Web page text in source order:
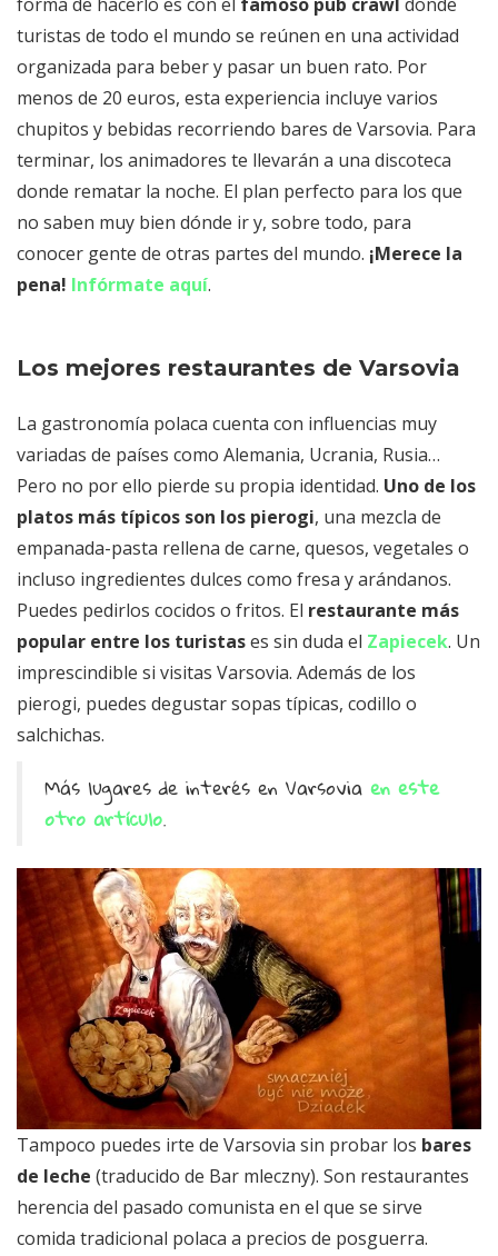
turistas de todo el mundo se reúnen en una actividad
organizada para beber y pasar un buen rato. Por
menos de 20 euros, esta experiencia incluye varios
chupitos y bebidas recorriendo bares de Varsovia. Para
terminar, los animadores te llevarán a una discoteca
donde rematar la noche. El plan perfecto para los que
no saben muy bien dónde ir y, sobre todo, para
conocer gente de otras partes del mundo. ¡Merece la
pena! Infórmate aquí.
Los mejores restaurantes de Varsovia
La gastronomía polaca cuenta con influencias muy
variadas de países como Alemania, Ucrania, Rusia…
Pero no por ello pierde su propia identidad. Uno de los
platos más típicos son los pierogi, una mezcla de
empanada-pasta rellena de carne, quesos, vegetales o
incluso ingredientes dulces como fresa y arándanos.
Puedes pedirlos cocidos o fritos. El restaurante más
popular entre los turistases sin duda el Zapiecek. Un
imprescindible si visitas Varsovia. Además de los
pierogi, puedes degustar sopas típicas, codillo o
salchichas.
Más lugares de interés en Varsovia en este
otro artículo.
Tampoco puedes irte de Varsovia sin probar los bares
de leche (traducido de Bar mleczny). Son restaurantes
herencia del pasado comunista en el que se sirve
comida tradicional polaca a precios de posguerra.